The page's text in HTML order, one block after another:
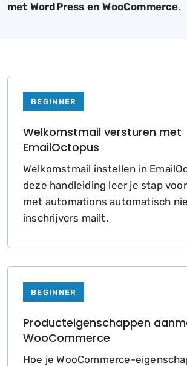
met WordPress en WooCommerce.
BEGINNER
Welkomstmail versturen met
EmailOctopus
Welkomstmail instellen in
deze handleiding leer je stap
met automations automatisch
inschrijvers mailt.
BEGINNER
Producteigenschappen
WooCommerce
Hoe je WooCommerce-